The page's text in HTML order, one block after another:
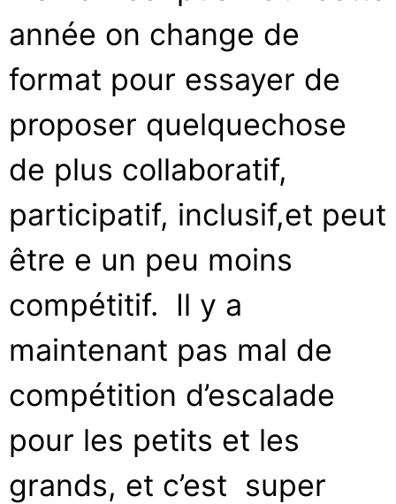
année on change de
format pour essayer de
proposer quelquechose
de plus collaboratif,
participatif, inclusif,et peut
être e un peu moins
compétitif. Il y a
maintenant pas mal de
compétition d’escalade
pour les petits et les
grands, et c’est super